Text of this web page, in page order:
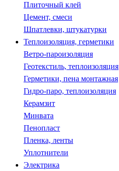
Плиточный клей
Цемент, смеси
Шпатлевки, штукатурки
Теплоизоляция, герметики
Ветро-пароизоляция
Геотекстиль, теплоизоляция
Герметики, пена монтажная
Гидро-паро, теплоизоляция
Керамзит
Минвата
Пенопласт
Пленка, ленты
Уплотнители
Электрика